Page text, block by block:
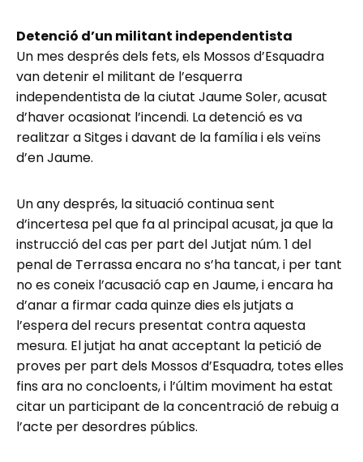
Detenció d’un militant independentista
Un mes després dels fets, els Mossos d’Esquadra
van detenir el militant de l’esquerra
independentista de la ciutat Jaume Soler, acusat
d’haver ocasionat l’incendi. La detenció es va
realitzar a Sitges i davant de la família i els veïns
d’en Jaume.
Un any després, la situació continua sent
d’incertesa pel que fa al principal acusat, ja que la
instrucció del cas per part del Jutjat núm. 1 del
penal de Terrassa encara no s’ha tancat, i per tant
no es coneix l’acusació cap en Jaume, i encara ha
d’anar a firmar cada quinze dies els jutjats a
l’espera del recurs presentat contra aquesta
mesura. El jutjat ha anat acceptant la petició de
proves per part dels Mossos d’Esquadra, totes elles
fins ara no concloents, i l’últim moviment ha estat
citar un participant de la concentració de rebuig a
l’acte per desordres públics.